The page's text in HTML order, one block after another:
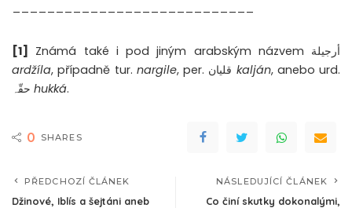
[1]
Známá také i pod jiným arabským názvem أرجيلة
ardžíla, případně tur. nargile kalján, anebo urd.
hukká.
0 SHARES
PŘEDCHOZÍ ČLÁNEK
Džinové, Iblís a šejtáni aneb
NÁSLEDUJÍCÍ ČLÁNEK
Co činí skutky dokonalými,